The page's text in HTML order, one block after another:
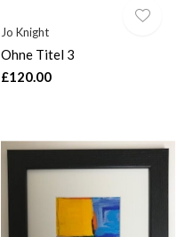
Jo Knight
Ohne Titel 3
£120.00